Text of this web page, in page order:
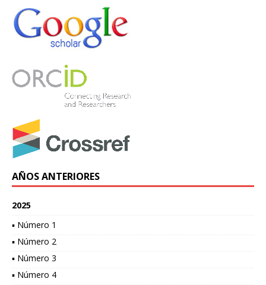
AÑOS ANTERIORES
2025
▪ Número 1
▪ Número 2
▪ Número 3
▪ Número 4